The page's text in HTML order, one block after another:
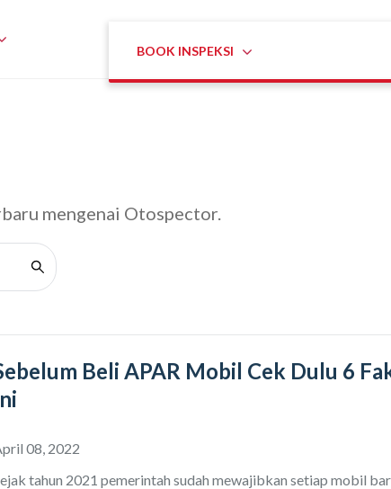
mengenai Otospector.
Beli APAR Mobil Cek Dulu 6
08, 2022
tahun 2021 pemerintah sudah mewajibkan setiap mobil
BOOK INSPEKSI